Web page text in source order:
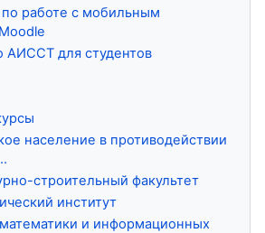
работе с мобильным
АИССТ для студентов
население в противодействии
строительный факультет
институт
и информационных